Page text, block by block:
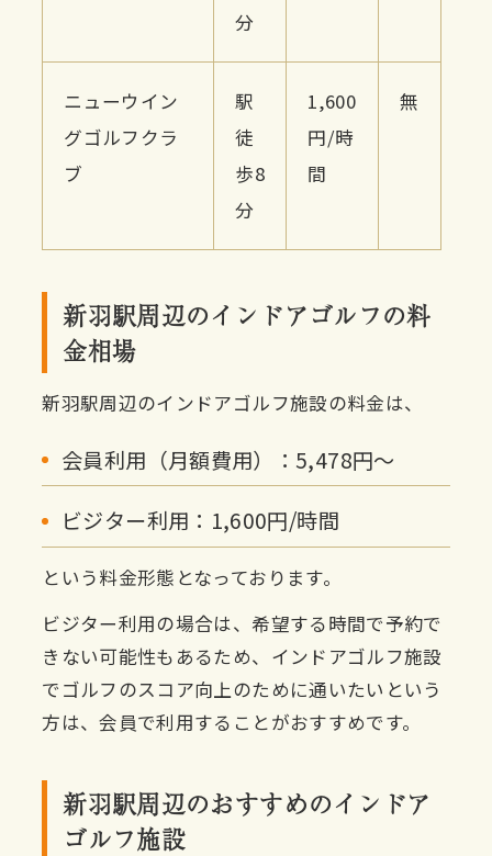
分
ニューウイン
グゴルフクラ
ブ
駅
徒
歩8
分
1,600
円/時
間
無
新羽駅周辺のインドアゴルフの料
金相場
新羽駅周辺のインドアゴルフ施設の料金は、
会員利用（月額費用）：5,478円〜
ビジター利用：1,600円/時間
という料金形態となっております。
ビジター利用の場合は、希望する時間で予約で
きない可能性もあるため、インドアゴルフ施設
でゴルフのスコア向上のために通いたいという
方は、会員で利用することがおすすめです。
新羽駅周辺のおすすめのインドア
ゴルフ施設